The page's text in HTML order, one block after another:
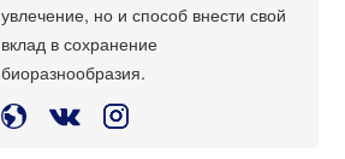
увлечение, но и способ внести свой
вклад в сохранение
биоразнообразия.